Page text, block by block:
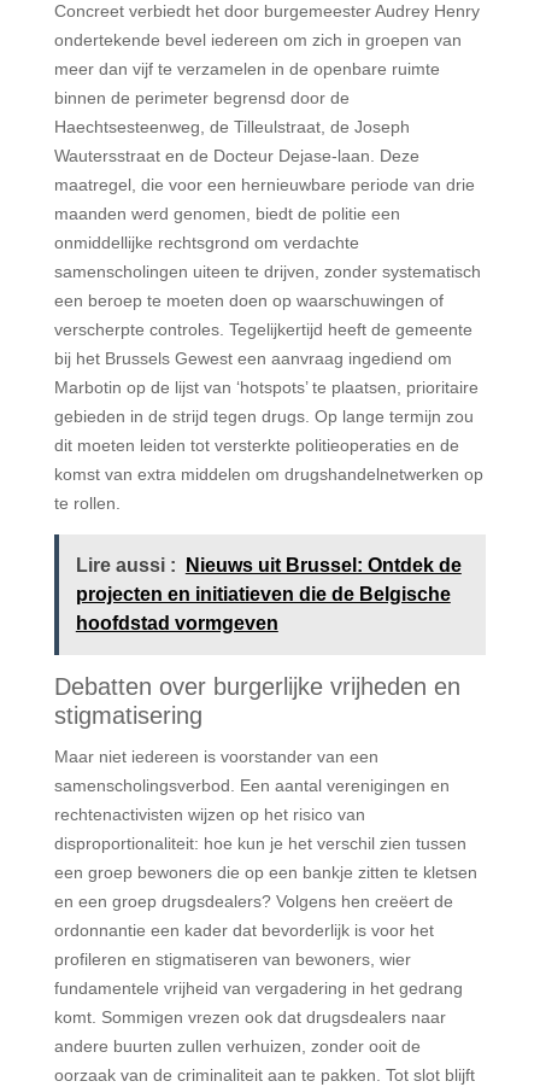
Concreet verbiedt het door burgemeester Audrey Henry
ondertekende bevel iedereen om zich in groepen van
meer dan vijf te verzamelen in de openbare ruimte
binnen de perimeter begrensd door de
Haechtsesteenweg, de Tilleulstraat, de Joseph
Wautersstraat en de Docteur Dejase-laan. Deze
maatregel, die voor een hernieuwbare periode van drie
maanden werd genomen, biedt de politie een
onmiddellijke rechtsgrond om verdachte
samenscholingen uiteen te drijven, zonder systematisch
een beroep te moeten doen op waarschuwingen of
verscherpte controles. Tegelijkertijd heeft de gemeente
bij het Brussels Gewest een aanvraag ingediend om
Marbotin op de lijst van ‘hotspots’ te plaatsen, prioritaire
gebieden in de strijd tegen drugs. Op lange termijn zou
dit moeten leiden tot versterkte politieoperaties en de
komst van extra middelen om drugshandelnetwerken op
te rollen.
Lire aussi :
Nieuws uit Brussel: Ontdek de
projecten en initiatieven die de Belgische
hoofdstad vormgeven
Debatten over burgerlijke vrijheden en
stigmatisering
Maar niet iedereen is voorstander van een
samenscholingsverbod. Een aantal verenigingen en
rechtenactivisten wijzen op het risico van
disproportionaliteit: hoe kun je het verschil zien tussen
een groep bewoners die op een bankje zitten te kletsen
en een groep drugsdealers? Volgens hen creëert de
ordonnantie een kader dat bevorderlijk is voor het
profileren en stigmatiseren van bewoners, wier
fundamentele vrijheid van vergadering in het gedrang
komt. Sommigen vrezen ook dat drugsdealers naar
andere buurten zullen verhuizen, zonder ooit de
oorzaak van de criminaliteit aan te pakken. Tot slot blijft